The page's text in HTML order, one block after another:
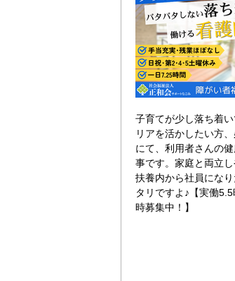
子育てが少し落ち着
リアを活かしたい方
にて、利用者さんの
事です。家庭と両立
扶養内から社員にな
タリですよ♪【実働
時募集中！】